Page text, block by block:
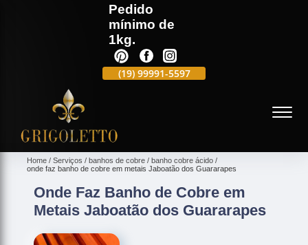
Pedido
mínimo de
1kg.
(19) 99991-5597 (19)
Home Serviços banhos de cobre
banho cobre ácido
onde faz banho de cobre em metais Jaboatão dos Guararapes
Onde Faz Banho de Cobre em
Metais Jaboatão dos Guararapes